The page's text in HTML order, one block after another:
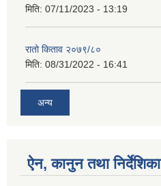
मिति: 07/11/2023 - 13:19
रातो किताव २०७९/८०
मिति: 08/31/2022 - 16:41
अन्य
ऐन, कानुन तथा निर्देशिका